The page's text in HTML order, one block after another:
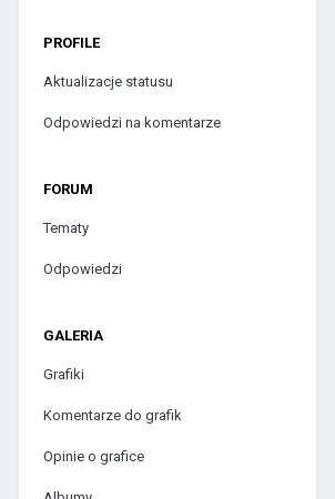
PROFILE
Aktualizacje statusu
Odpowiedzi na komentarze
FORUM
Tematy
Odpowiedzi
GALERIA
Grafiki
Komentarze do grafik
Opinie o grafice